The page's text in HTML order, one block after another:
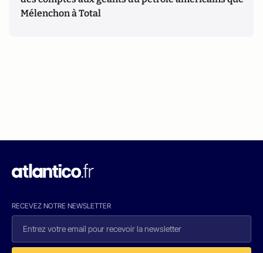
Mélenchon à Total
RECEVEZ NOTRE NEWSLETTER